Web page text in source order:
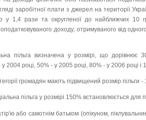
заробітної плати з джерел на території
у 1,4 рази та округленої до найближчих
доходу, отримуваного від
пільга визначена у розмірі, що дорівнює
2004 році, 50% - у 2005 році, 80% - у 2006 році і
громадян мають підвищений розмір
пільга у розмірі 150% встановлюється для
або самотнім батьком (опікуном,